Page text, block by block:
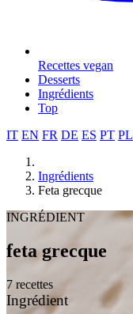
Recettes vegan
Desserts
Ingrédients
Top
IT EN FR DE ES PT PL
Ingrédients
Feta grecque
INGRÉDIENT
feta grecque
7 recettes
Ingrédient